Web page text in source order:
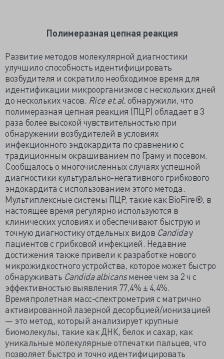
Полимеразная цепная реакция
Развитие методов молекулярной диагностики
улучшило способность идентифицировать
возбудителя и сократило необходимое время для
идентификации микроорганизмов с нескольких дней
до нескольких часов. Rice et.al. обнаружили, что
полимеразная цепная реакция (ПЦР) обладает в 3
раза более высокой чувствительностью при
обнаружении возбудителей в условиях
инфекционного эндокардита по сравнению с
традиционным окрашиванием по Граму и посевом.
Сообщалось о многочисленных случаях успешной
диагностики культурально-негативного грибкового
эндокардита с использованием этого метода.
Мультиплексные системы ПЦР, такие как BioFire®, в
настоящее время регулярно используются в
клинических условиях и обеспечивают быструю и
точную диагностику отдельных видов Candidaу
пациентов с грибковой инфекцией. Недавние
достижения также привели к разработке нового
микрожидкостного устройства, которое может быстро
обнаруживать Candida albicansменее чем за 2 ч с
эффективностью выявления 77,4% ± 4,4%.
Времяпролетная масс-спектрометрия с матрично
активированной лазерной десорбцией/ионизацией
— это метод, который анализирует крупные
биомолекулы, такие как ДНК, белок и сахар, как
уникальные молекулярные отпечатки пальцев, что
позволяет быстро и точно идентифицировать